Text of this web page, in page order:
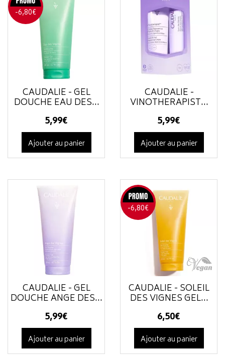
-6,80€
CAUDALIE - GEL
DOUCHE EAU DES...
5,99€
Ajouter au panier
CAUDALIE -
VINOTHERAPIST...
5,99€
Ajouter au panier
CAUDALIE - GEL
DOUCHE ANGE DES...
5,99€
Ajouter au panier
-6,80€
CAUDALIE - SOLEIL
DES VIGNES GEL...
6,50€
Ajouter au panier